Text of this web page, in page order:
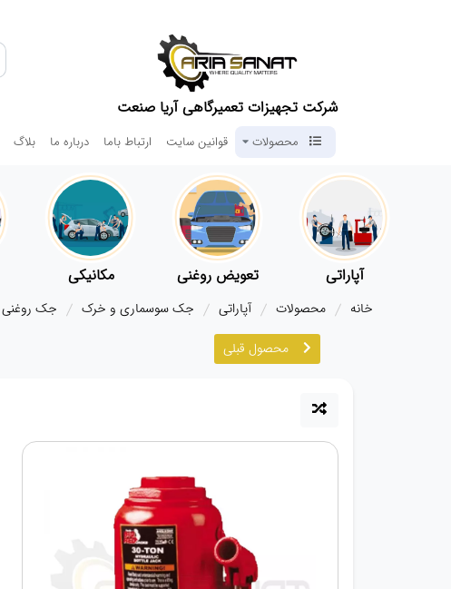
شرکت تجهیزات تعمیرگاهی آریا صنعت
محصولات قوانین سایت ارتباط باما درباره ما بلاگ
آپاراتی تعویض روغنی مکانیکی
خانه محصولات آپاراتی جک سوسماری و خرک
جک روغنی ۳۰ تن
محصول قبلی